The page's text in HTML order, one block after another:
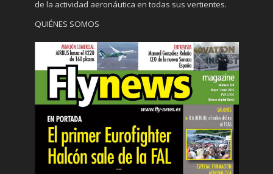
de la actividad aeronáutica en todas sus vertientes.
QUIÉNES SOMOS